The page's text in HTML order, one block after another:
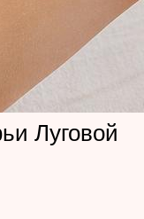
Луговой